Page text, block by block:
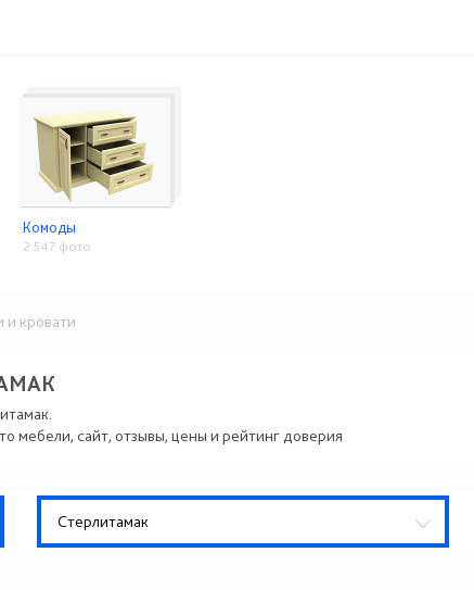
Комоды
2 547 фото
кровати
мебели, сайт, отзывы, цены и рейтинг доверия
Стерлитамак